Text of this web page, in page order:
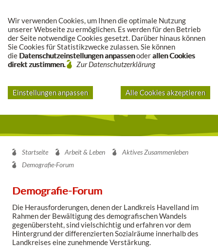
Wir verwenden Cookies, um Ihnen die optimale Nutzung
unserer Webseite zu ermöglichen. Es werden für den Betrieb
der Seite notwendige Cookies gesetzt. Darüber hinaus können
Sie Cookies für Statistikzwecke zulassen. Sie können
die Datenschutzeinstellungen anpassenoderallen Cookies
direkt zustimmen.
Zur Datenschutzerklärung
Einstellungen anpassen Alle Cookies akzeptieren
Startseite Arbeit & Leben
Aktives Zusammenleben
Demografie-Forum
Demografie-Forum
Die Herausforderungen, denen der Landkreis Havelland im
Rahmen der Bewältigung des demografischen Wandels
gegenübersteht, sind vielschichtig und erfahren vor dem
Hintergrund der differenzierten Sozialräume innerhalb des
Landkreises eine zunehmende Verstärkung.